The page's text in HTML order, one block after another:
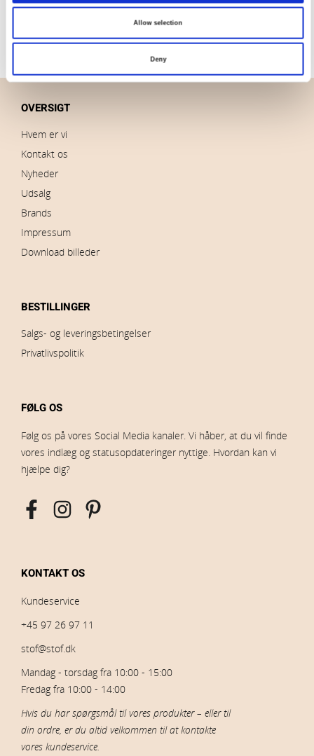
Allow selection
Deny
OVERSIGT
Hvem er vi
Kontakt os
Nyheder
Udsalg
Brands
Impressum
Download billeder
BESTILLINGER
Salgs- og leveringsbetingelser
Privatlivspolitik
FØLG OS
Følg os på vores Social Media kanaler. Vi håber, at du vil finde
vores indlæg og statusopdateringer nyttige. Hvordan kan vi
hjælpe dig?
KONTAKT OS
Kundeservice
+45 97 26 97 11
stof@stof.dk
Mandag - torsdag fra 10:00 - 15:00
Fredag fra 10:00 - 14:00
Hvis du har spørgsmål til vores produkter – eller til
din ordre, er du altid velkommen til at kontakte
vores kundeservice.